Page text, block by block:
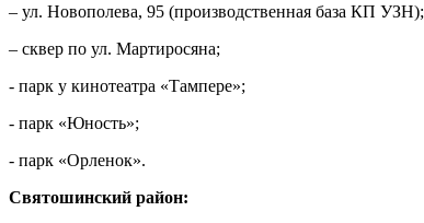
– ул. Новополева, 95 (производственная база КП УЗН);
– сквер по ул. Мартиросяна;
- парк у кинотеатра «Тампере»;
- парк «Юность»;
- парк «Орленок».
Святошинский район: